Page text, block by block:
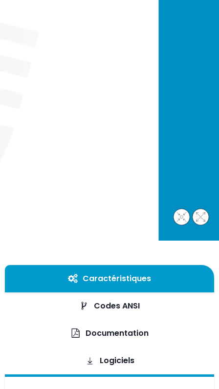
Caractéristiques
Codes ANSI
Documentation
Logiciels